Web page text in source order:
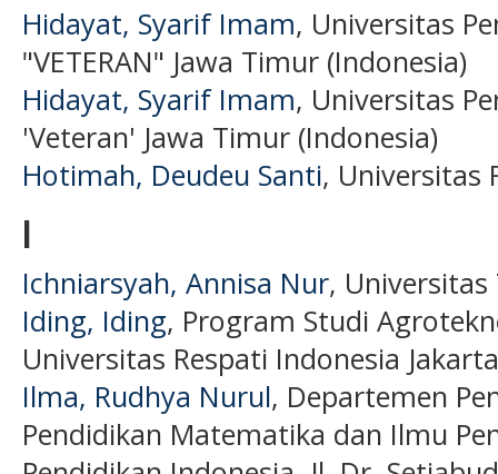
Hidayat, Syarif Imam, Universitas
"VETERAN" Jawa Timur (Indonesia)
Hidayat, Syarif Imam, Universitas
'Veteran' Jawa Timur (Indonesia)
Hotimah, Deudeu Santi, Universitas
I
Ichniarsyah, Annisa Nur,
Iding, Iding, Program Studi
Universitas Respati Indonesia
Ilma, Rudhya Nurul, Departemen
Pendidikan Matematika dan Ilmu